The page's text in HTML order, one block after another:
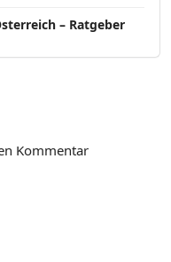
– Ratgeber
Kommentar